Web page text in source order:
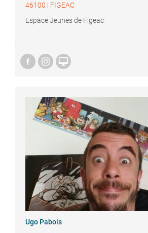
46100 | FIGEAC
Espace Jeunes de Figeac

Ugo Pabois